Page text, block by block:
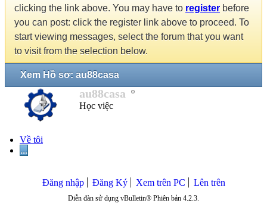
clicking the link above. You may have to register before
you can post: click the register link above to proceed. To
start viewing messages, select the forum that you want
to visit from the selection below.
Xem Hồ sơ: au88casa
au88casa
Học việc
Về tôi
...
Đăng nhập Đăng Ký Xem trên PC Lên trên
Diễn đàn sử dụng vBulletin® Phiên bản 4.2.3.